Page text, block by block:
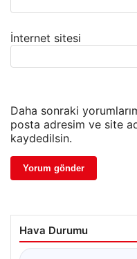
İnternet sitesi
Daha sonraki
posta adresim ve site
kaydedilsin.
Hava Durumu